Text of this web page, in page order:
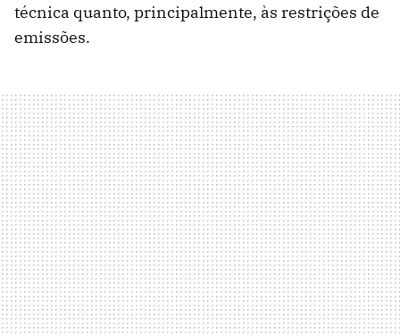
técnica quanto, principalmente, às restrições de
emissões.